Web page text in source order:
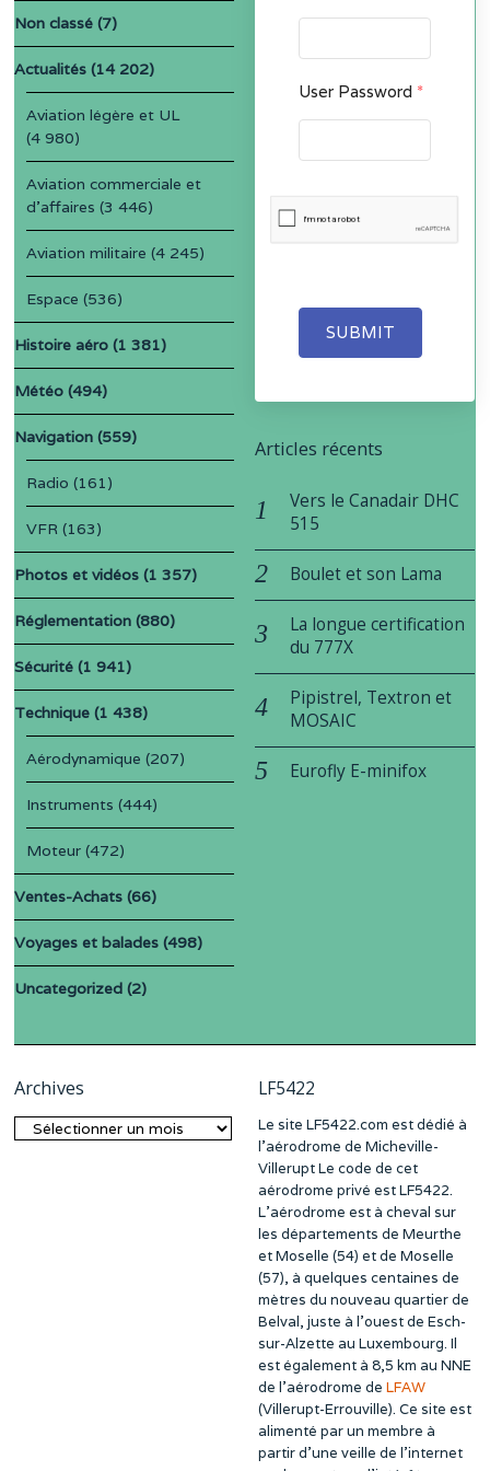
User Password *
SUBMIT
Non classé (7)
Actualités (14 202)
Aviation légère et UL
(4 980)
Aviation commerciale et
d'affaires (3 446)
Aviation militaire (4 245)
Espace (536)
Histoire aéro (1 381)
Météo (494)
Navigation (559)
Radio (161)
VFR (163)
Photos et vidéos (1 357)
Réglementation (880)
Sécurité (1 941)
Technique (1 438)
Aérodynamique (207)
Instruments (444)
Moteur (472)
Ventes-Achats (66)
Voyages et balades (498)
Uncategorized (2)
Articles récents
Vers le Canadair DHC
515
Boulet et son Lama
La longue certification
du 777X
Pipistrel, Textron et
MOSAIC
Eurofly E-minifox
Archives
Archives
LF5422
Le site LF5422.com est dédié à
l’aérodrome de Micheville-
Villerupt Le code de cet
aérodrome privé est LF5422.
L’aérodrome est à cheval sur
les départements de Meurthe
et Moselle (54) et de Moselle
(57), à quelques centaines de
mètres du nouveau quartier de
Belval, juste à l’ouest de Esch-
sur-Alzette au Luxembourg. Il
est également à 8,5 km au NNE
de l’aérodrome de LFAW
(Villerupt-Errouville). Ce site est
alimenté par un membre à
partir d’une veille de l’internet